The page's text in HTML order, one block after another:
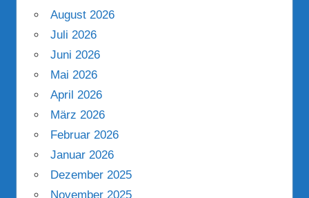
August 2026
Juli 2026
Juni 2026
Mai 2026
April 2026
März 2026
Februar 2026
Januar 2026
Dezember 2025
November 2025